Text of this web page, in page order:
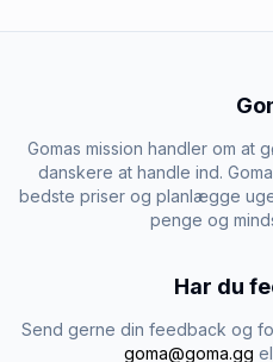
Gomas mission handler om
danskere at handle ind.
bedste priser og planlægge
penge og
Har du
Send gerne din feedback og
goma@goma.gg